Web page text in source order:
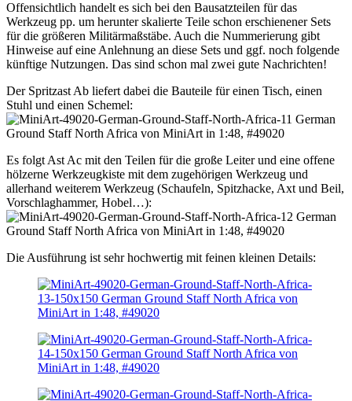
Offensichtlich handelt es sich bei den Bausatzteilen für das
Werkzeug pp. um herunter skalierte Teile schon erschienener Sets
für die größeren Militärmaßstäbe. Auch die Nummerierung gibt
Hinweise auf eine Anlehnung an diese Sets und ggf. noch folgende
künftige Nutzungen. Das sind schon mal zwei gute Nachrichten!
Der Spritzast Ab liefert dabei die Bauteile für einen Tisch, einen
Stuhl und einen Schemel:
Es folgt Ast Ac mit den Teilen für die große Leiter und eine offene
hölzerne Werkzeugkiste mit dem zugehörigen Werkzeug und
allerhand weiterem Werkzeug (Schaufeln, Spitzhacke, Axt und Beil,
Vorschlaghammer, Hobel…):
Die Ausführung ist sehr hochwertig mit feinen kleinen Details: